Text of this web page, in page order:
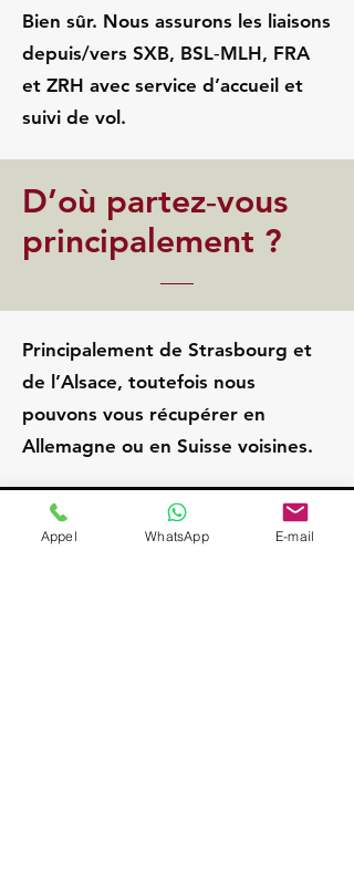
Bien sûr. Nous assurons les liaisons
depuis/vers SXB, BSL‑MLH, FRA
et ZRH avec service d’accueil et
suivi de vol.
D’où partez‑vous
principalement ?
Principalement de Strasbourg et
de l’Alsace, toutefois nous
pouvons vous récupérer en
Allemagne ou en Suisse voisines.
Metz
Appel WhatsApp E-mail